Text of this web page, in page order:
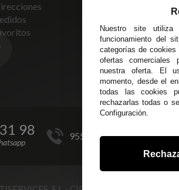
Entregas y Devoluciones
Pago Seguro
Terminos y
Condiciones Generales
Políticas de Cookies
98 955 44 45 43/955 44 45
Nuestro site utiliza
funcionamiento del
categorías de cookies
ofertas comerciales
nuestra oferta. El
momento, desde el
todas las cookies
rechazarlas todas o
Configuración.